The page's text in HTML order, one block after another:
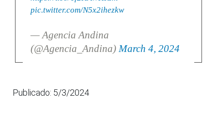
pic.twitter.com/N5x2ihezkw
— Agencia Andina
(@Agencia_Andina) March 4, 2024
Publicado: 5/3/2024